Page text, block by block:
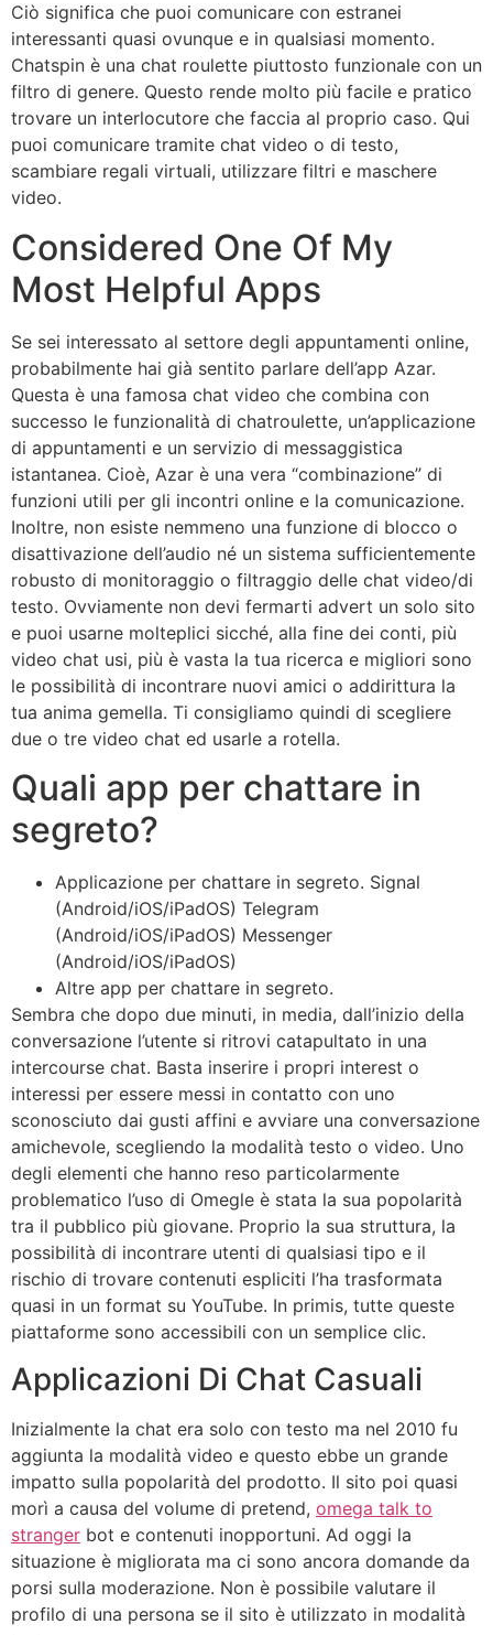
Ciò significa che puoi comunicare con estranei
interessanti quasi ovunque e in qualsiasi momento.
Chatspin è una chat roulette piuttosto funzionale con un
filtro di genere. Questo rende molto più facile e pratico
trovare un interlocutore che faccia al proprio caso. Qui
puoi comunicare tramite chat video o di testo,
scambiare regali virtuali, utilizzare filtri e maschere
video.
Considered One Of My
Most Helpful Apps
Se sei interessato al settore degli appuntamenti online,
probabilmente hai già sentito parlare dell’app Azar.
Questa è una famosa chat video che combina con
successo le funzionalità di chatroulette, un’applicazione
di appuntamenti e un servizio di messaggistica
istantanea. Cioè, Azar è una vera “combinazione” di
funzioni utili per gli incontri online e la comunicazione.
Inoltre, non esiste nemmeno una funzione di blocco o
disattivazione dell’audio né un sistema sufficientemente
robusto di monitoraggio o filtraggio delle chat video/di
testo. Ovviamente non devi fermarti advert un solo sito
e puoi usarne molteplici sicché, alla fine dei conti, più
video chat usi, più è vasta la tua ricerca e migliori sono
le possibilità di incontrare nuovi amici o addirittura la
tua anima gemella. Ti consigliamo quindi di scegliere
due o tre video chat ed usarle a rotella.
Quali app per chattare in
segreto?
Applicazione per chattare in segreto. Signal
(Android/iOS/iPadOS) Telegram
(Android/iOS/iPadOS) Messenger
(Android/iOS/iPadOS)
Altre app per chattare in segreto.
Sembra che dopo due minuti, in media, dall’inizio della
conversazione l’utente si ritrovi catapultato in una
intercourse chat. Basta inserire i propri interest o
interessi per essere messi in contatto con uno
sconosciuto dai gusti affini e avviare una conversazione
amichevole, scegliendo la modalità testo o video. Uno
degli elementi che hanno reso particolarmente
problematico l’uso di Omegle è stata la sua popolarità
tra il pubblico più giovane. Proprio la sua struttura, la
possibilità di incontrare utenti di qualsiasi tipo e il
rischio di trovare contenuti espliciti l’ha trasformata
quasi in un format su YouTube. In primis, tutte queste
piattaforme sono accessibili con un semplice clic.
Applicazioni Di Chat Casuali
Inizialmente la chat era solo con testo ma nel 2010 fu
aggiunta la modalità video e questo ebbe un grande
impatto sulla popolarità del prodotto. Il sito poi quasi
morì a causa del volume di pretend, omega talk to
stranger bot e contenuti inopportuni. Ad oggi la
situazione è migliorata ma ci sono ancora domande da
porsi sulla moderazione. Non è possibile valutare il
profilo di una persona se il sito è utilizzato in modalità